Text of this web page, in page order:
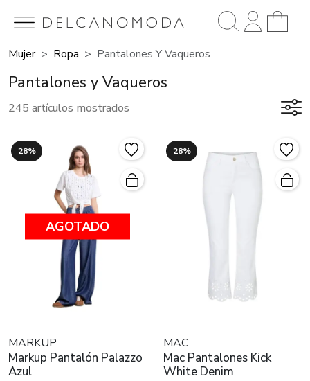
Mujer Ropa Pantalones Y Vaqueros
Pantalones y Vaqueros
245 artículos mostrados
28%
AGOTADO
MARKUP
Markup Pantalón Palazzo
Azul
28%
MAC
Mac Pantalones Kick
White Denim